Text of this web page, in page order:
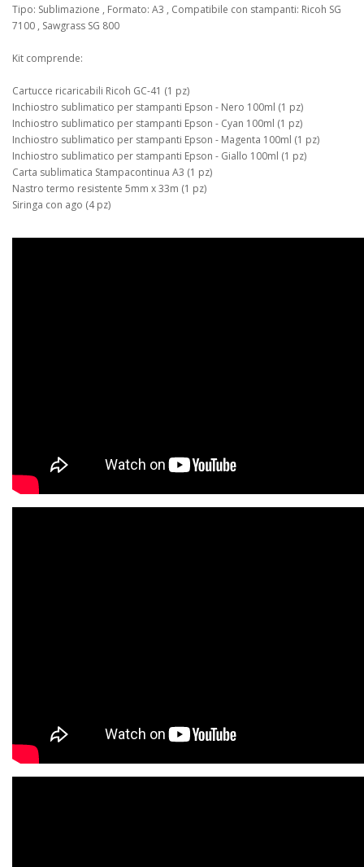
Tipo: Sublimazione , Formato: A3 , Compatibile con stampanti: Ricoh SG
7100 , Sawgrass SG 800
Kit comprende:
Cartucce ricaricabili Ricoh GC-41 (1 pz)
Inchiostro sublimatico per stampanti Epson - Nero 100ml (1 pz)
Inchiostro sublimatico per stampanti Epson - Cyan 100ml (1 pz)
Inchiostro sublimatico per stampanti Epson - Magenta 100ml (1 pz)
Inchiostro sublimatico per stampanti Epson - Giallo 100ml (1 pz)
Carta sublimatica Stampacontinua A3 (1 pz)
Nastro termo resistente 5mm x 33m (1 pz)
Siringa con ago (4 pz)